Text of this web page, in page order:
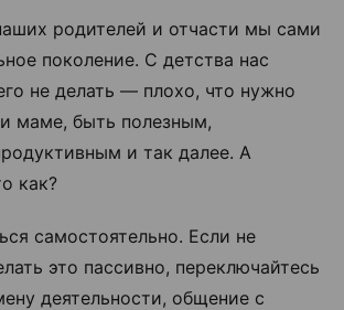
родителей и отчасти мы сами
поколение. С детства нас
не делать — плохо, что нужно
маме, быть полезным,
и так далее. А
как?
самостоятельно. Если не
это пассивно, переключайтесь
деятельности, общение с